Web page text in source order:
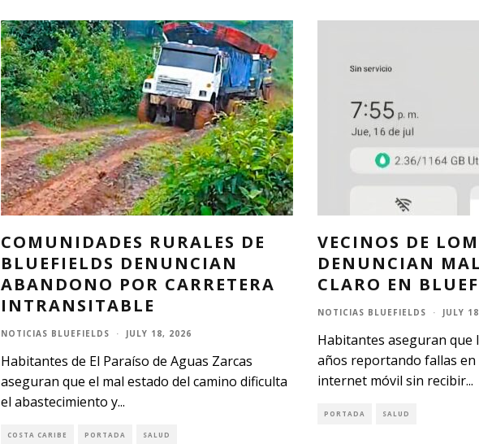
COMUNIDADES RURALES DE
BLUEFIELDS DENUNCIAN
ABANDONO POR CARRETERA
INTRANSITABLE
NOTICIAS BLUEFIELDS · JULY 18, 2026
Habitantes de El Paraíso de Aguas Zarcas
aseguran que el mal estado del camino dificulta
el abastecimiento y...
COSTA CARIBE PORTADA SALUD
VECINOS DE
DENUNCIAN
CLARO EN
NOTICIAS BLUEFIELDS · JULY
Habitantes aseguran que
años reportando fallas
internet móvil sin recibir...
PORTADA SALUD